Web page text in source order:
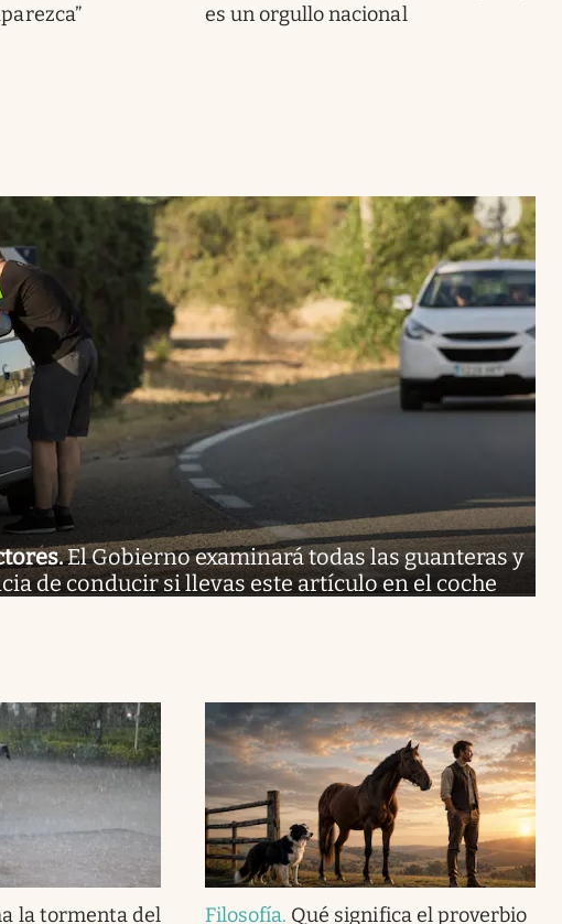
es un orgullo nacional
.El Gobierno examinará todas las guanteras y
de conducir si llevas este artículo en el coche
la tormenta del Filosofía. Qué significa el proverbio